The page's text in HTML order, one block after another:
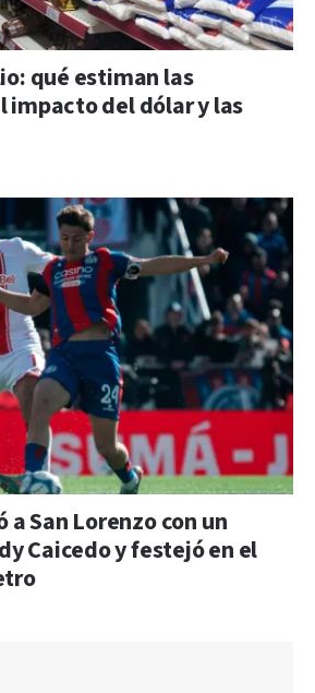
qué estiman las
impacto del dólar y las
a San Lorenzo con un
Caicedo y festejó en el